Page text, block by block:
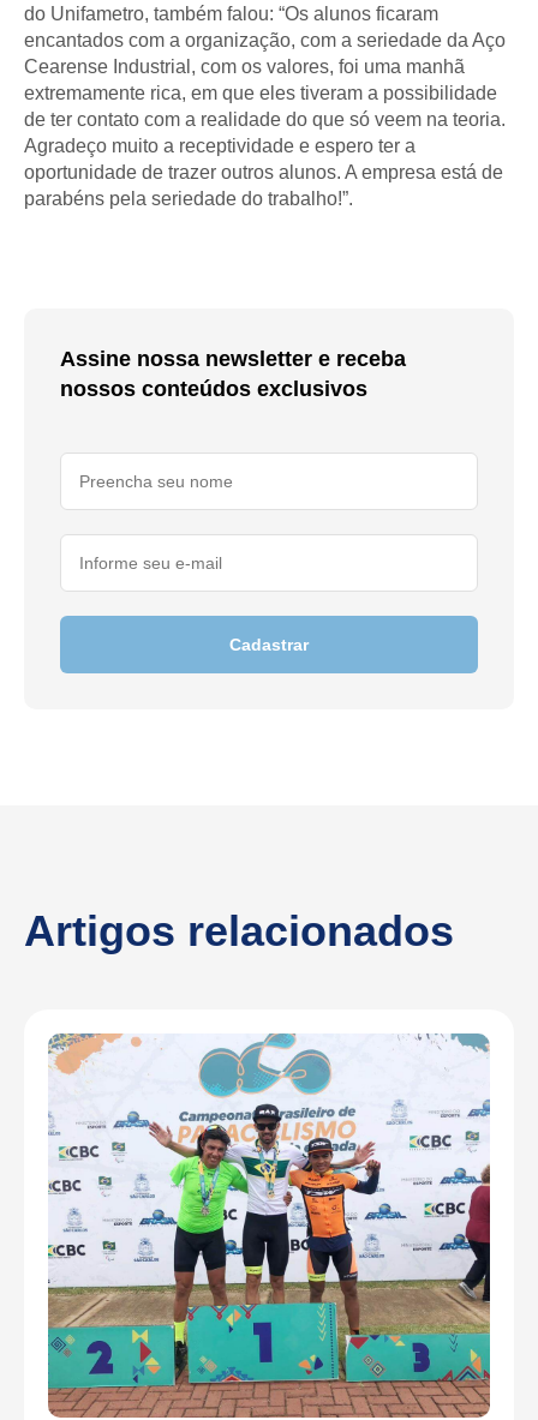
do Unifametro, também falou: “Os alunos ficaram
encantados com a organização, com a seriedade da Aço
Cearense Industrial, com os valores, foi uma manhã
extremamente rica, em que eles tiveram a possibilidade
de ter contato com a realidade do que só veem na teoria.
Agradeço muito a receptividade e espero ter a
oportunidade de trazer outros alunos. A empresa está de
parabéns pela seriedade do trabalho!”.
Assine nossa newsletter e receba
nossos conteúdos exclusivos
Cadastrar
Artigos relacionados